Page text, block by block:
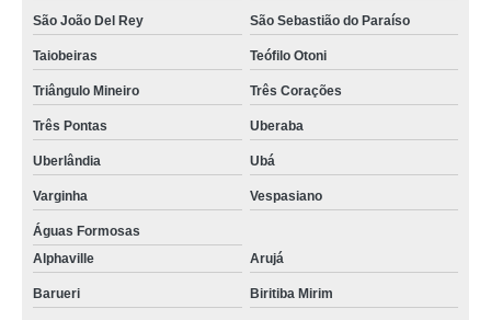
São João Del Rey São Sebastião do Paraíso
Taiobeiras Teófilo Otoni
Triângulo Mineiro Três Corações
Três Pontas Uberaba
Uberlândia Ubá
Varginha Vespasiano
Águas Formosas
Alphaville
Arujá
Barueri Biritiba Mirim